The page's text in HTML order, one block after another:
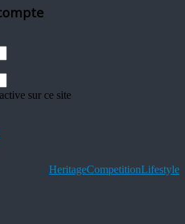
sur ce site
HeritageCompetitionLifestyle